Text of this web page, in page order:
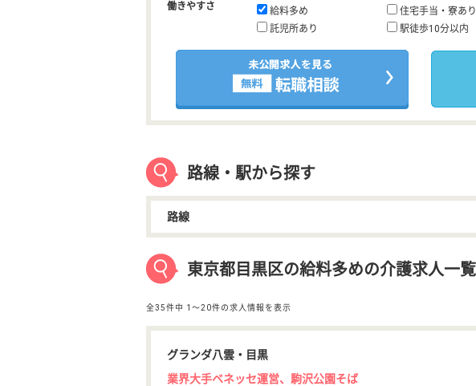
働きやすさ
給料多め
住宅手当・寮あり
託児所あり
駅徒歩10分以内
路線・駅から探す
路線
東京都目黒区の給料多めの介護求人一覧
全35件中 1〜20件の求人情報を表示
グランダ八雲・目黒
業界大手ベネッセ運営、駒沢公園そば